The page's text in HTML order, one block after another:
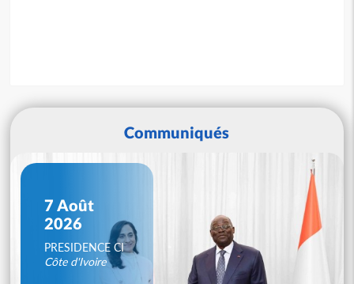
Communiqués
7 Août
2026
PRESIDENCE CI
Côte d'Ivoire